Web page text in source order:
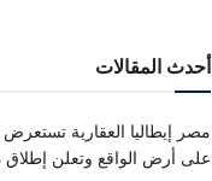
أحدث المقالات
مصر إيطاليا العقارية
على أرض الواقع وتعلن إطلاق Amare Seafront Villas